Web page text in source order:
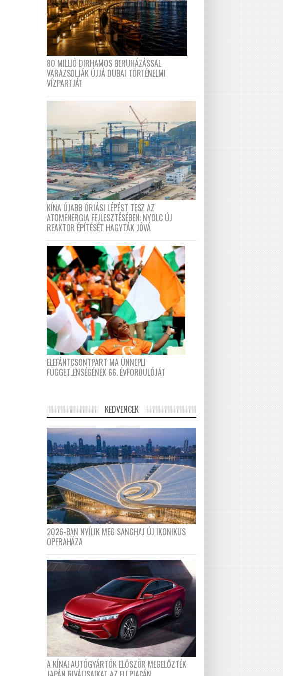
80 MILLIÓ DIRHAMOS BERUHÁZÁSSAL
VARÁZSOLJÁK ÚJJÁ DUBAI TÖRTÉNELMI
VÍZPARTJÁT
KÍNA ÚJABB ÓRIÁSI LÉPÉST TESZ AZ
ATOMENERGIA FEJLESZTÉSÉBEN: NYOLC ÚJ
REAKTOR ÉPÍTÉSÉT HAGYTÁK JÓVÁ
ELEFÁNTCSONTPART MA ÜNNEPLI
FÜGGETLENSÉGÉNEK 66. ÉVFORDULÓJÁT
KEDVENCEK
2026-BAN NYÍLIK MEG SANGHAJ ÚJ IKONIKUS
OPERAHÁZA
A KÍNAI AUTÓGYÁRTÓK ELŐSZÖR MEGELŐZTÉK